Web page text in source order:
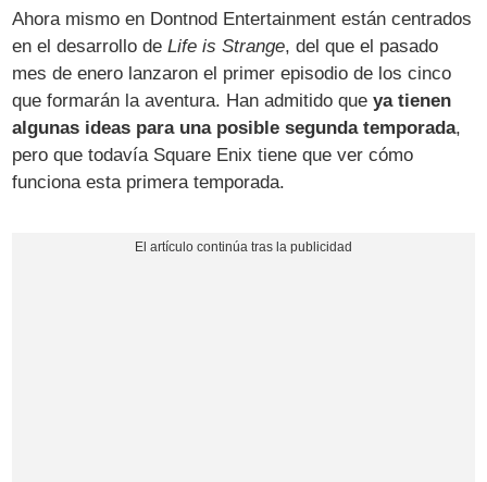
Ahora mismo en Dontnod Entertainment están centrados
en el desarrollo deLife is Strange, del que el pasado
mes de enero lanzaron el primer episodio de los cinco
que formarán la aventura. Han admitido queya tienen
algunas ideas para una posible segunda temporada,
pero que todavía Square Enix tiene que ver cómo
funciona esta primera temporada.